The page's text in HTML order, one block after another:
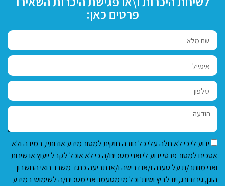
פרטים כאן:
ידוע לי כי לא חלה עלי כל חובה חוקית למסור מידע אודותיי, במידה ולא
אסכים למסור פרטי ידוע לי ואני מסכים/ה כי לא אוכל לקבל ייעוץ או שירות
ואני מוותר/ת על טענה ו/או דרישה ו/או תביעה כנגד משרד רואי החשבון
הוגן, גינזבורג, יודלביץ ושות' וכל מי מטעמו. אני מסכים/ה לשימוש במידע